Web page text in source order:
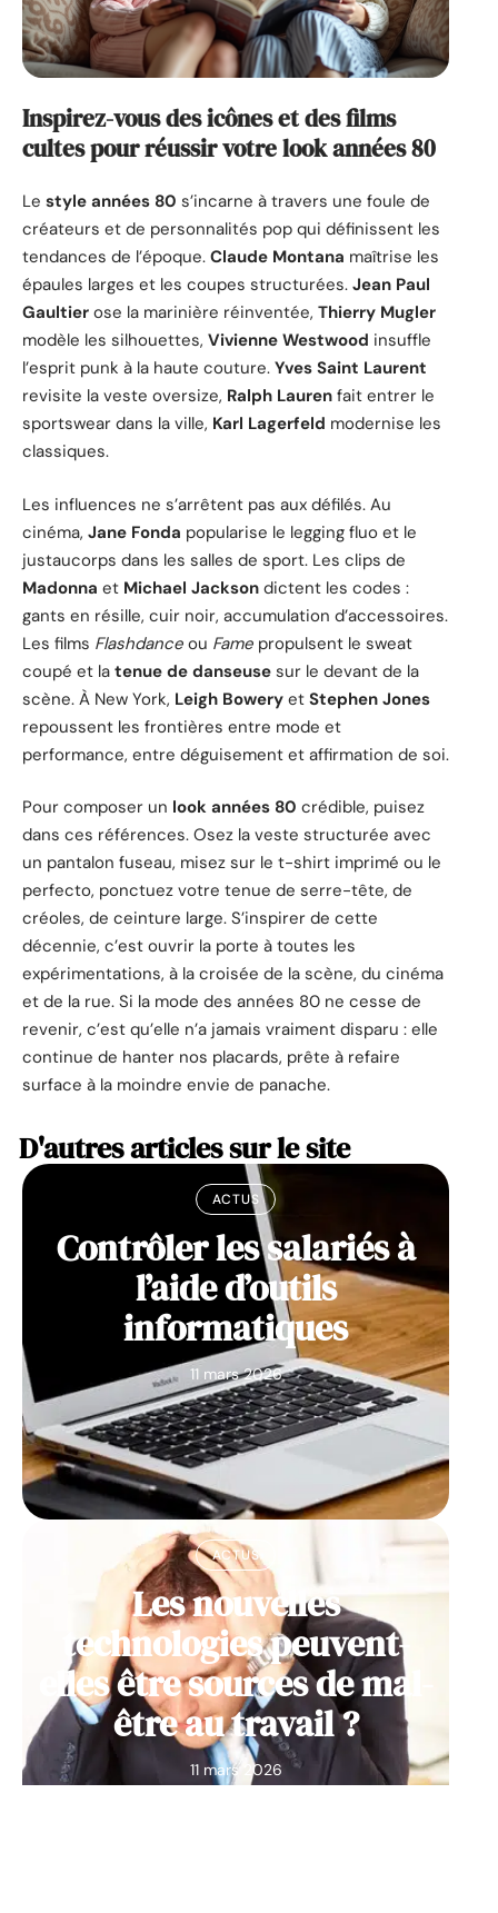
Inspirez-vous des icônes et des films
cultes pour réussir votre look années 80
Le style années 80 s’incarne à travers une foule de
créateurs et de personnalités pop qui définissent les
tendances de l’époque. Claude Montana maîtrise les
épaules larges et les coupes structurées. Jean Paul
Gaultier ose la marinière réinventée, Thierry Mugler
modèle les silhouettes, Vivienne Westwood insuffle
l’esprit punk à la haute couture. Yves Saint Laurent
revisite la veste oversize, Ralph Lauren fait entrer le
sportswear dans la ville, Karl Lagerfeld modernise les
classiques.
Les influences ne s’arrêtent pas aux défilés. Au
cinéma, Jane Fonda popularise le legging fluo et le
justaucorps dans les salles de sport. Les clips de
Madonna et Michael Jackson dictent les codes :
gants en résille, cuir noir, accumulation d’accessoires.
Les films Flashdance ou Fame propulsent le sweat
coupé et la tenue de danseuse sur le devant de la
scène. À New York, Leigh Bowery et Stephen Jones
repoussent les frontières entre mode et
performance, entre déguisement et affirmation de soi.
Pour composer un look années 80 crédible, puisez
dans ces références. Osez la veste structurée avec
un pantalon fuseau, misez sur le t-shirt imprimé ou le
perfecto, ponctuez votre tenue de serre-tête, de
créoles, de ceinture large. S’inspirer de cette
décennie, c’est ouvrir la porte à toutes les
expérimentations, à la croisée de la scène, du cinéma
et de la rue. Si la mode des années 80 ne cesse de
revenir, c’est qu’elle n’a jamais vraiment disparu : elle
continue de hanter nos placards, prête à refaire
surface à la moindre envie de panache.
D'autres articles sur le site
ACTUS
Contrôler les salariés à
l’aide d’outils
informatiques
11 mars 2026
ACTUS
Les nouvelles
technologies peuvent-
elles être sources de mal-
être au travail ?
11 mars 2026